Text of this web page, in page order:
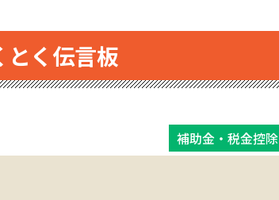
く伝言板
補助金・税金控除